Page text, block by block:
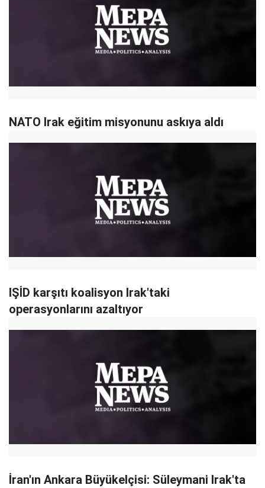
NATO Irak eğitim misyonunu askıya aldı
IŞİD karşıtı koalisyon Irak'taki
operasyonlarını azaltıyor
İran'ın Ankara Büyükelçisi: Süleymani Irak'ta